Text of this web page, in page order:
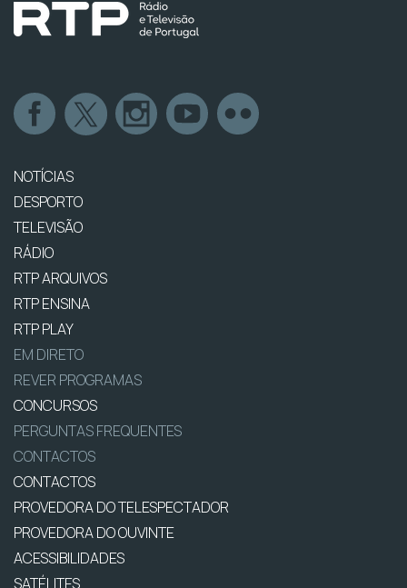
NOTÍCIAS
DESPORTO
TELEVISÃO
RÁDIO
RTP ARQUIVOS
RTP ENSINA
RTP PLAY
EM DIRETO
REVER PROGRAMAS
CONCURSOS
PERGUNTAS FREQUENTES
CONTACTOS
CONTACTOS
PROVEDORA DO TELESPECTADOR
PROVEDORA DO OUVINTE
ACESSIBILIDADES
SATÉLITES